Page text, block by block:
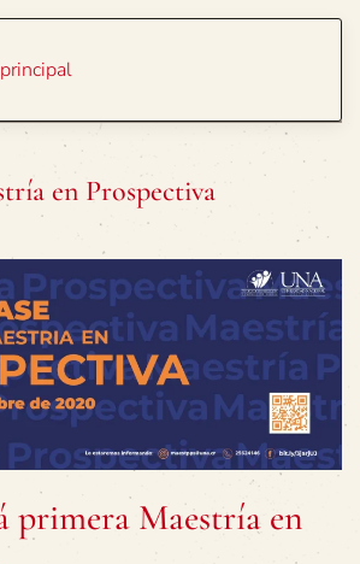
en Prospectiva
Maestría en